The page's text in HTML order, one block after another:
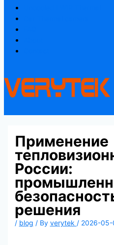
Применение
России:
решения
/ blog / By verytek / 2026-05-